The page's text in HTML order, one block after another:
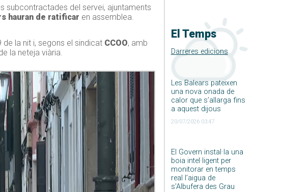
El Temps
Darreres edicions
Les Balears pateixen
una nova onada de
calor que s’allarga fins
a aquest dijous
20/07/2026 03:47
El Govern instal·la una
boia intel·ligent per
monitorar en temps
real l’aigua de
s’Albufera des Grau
subcontractades del servei, ajuntaments
hauran de ratificar en assemblea.
la nit i, segons el sindicat CCOO, amb
la neteja viària.